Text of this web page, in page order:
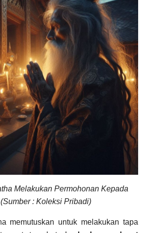
Melakukan Permohonan Kepada
: Koleksi Pribadi)
memutuskan untuk melakukan tapa